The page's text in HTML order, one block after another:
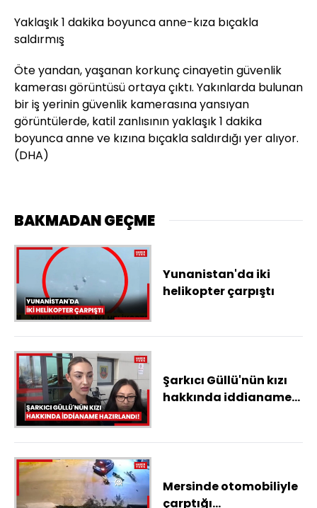
Yaklaşık 1 dakika boyunca anne-kıza bıçakla
saldırmış
Öte yandan, yaşanan korkunç cinayetin güvenlik
kamerası görüntüsü ortaya çıktı. Yakınlarda bulunan
bir iş yerinin güvenlik kamerasına yansıyan
görüntülerde, katil zanlısının yaklaşık 1 dakika
boyunca anne ve kızına bıçakla saldırdığı yer alıyor.
(DHA)
BAKMADAN GEÇME
Yunanistan'da iki
helikopter çarpıştı
Şarkıcı Güllü'nün kızı
hakkında iddianame
Mersinde otomobiliyle
çarptığı